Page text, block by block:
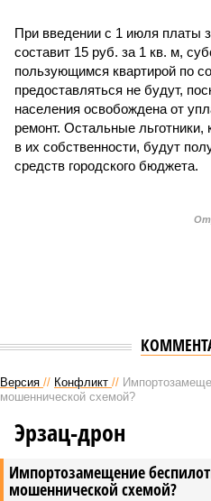
При введении с 1 июля платы
составит 15 руб. за 1 кв. м,
пользующимся квартирой по
предоставляться не будут,
населения освобождена от
ремонт. Остальные льготники,
в их собственности, будут
средств городского бюджета.
Версия // Конфликт //
мошеннической схемой?
Импортозамещение
мошеннической схемой?
Эрзац-дрон